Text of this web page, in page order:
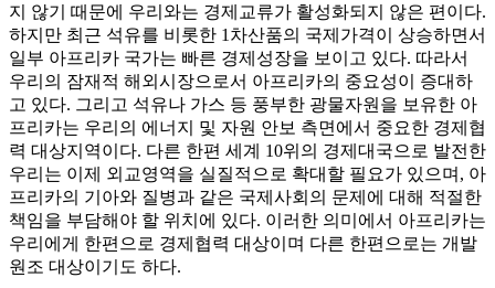
지 않기 때문에 우리와는 경제교류가 활성화되지 않은 편이다.
하지만 최근 석유를 비롯한 1차산품의 국제가격이 상승하면서
일부 아프리카 국가는 빠른 경제성장을 보이고 있다. 따라서
우리의 잠재적 해외시장으로서 아프리카의 중요성이 증대하
고 있다. 그리고 석유나 가스 등 풍부한 광물자원을 보유한 아
프리카는 우리의 에너지 및 자원 안보 측면에서 중요한 경제협
력 대상지역이다. 다른 한편 세계 10위의 경제대국으로 발전한
우리는 이제 외교영역을 실질적으로 확대할 필요가 있으며, 아
프리카의 기아와 질병과 같은 국제사회의 문제에 대해 적절한
책임을 부담해야 할 위치에 있다. 이러한 의미에서 아프리카는
우리에게 한편으로 경제협력 대상이며 다른 한편으로는 개발
원조 대상이기도 하다.